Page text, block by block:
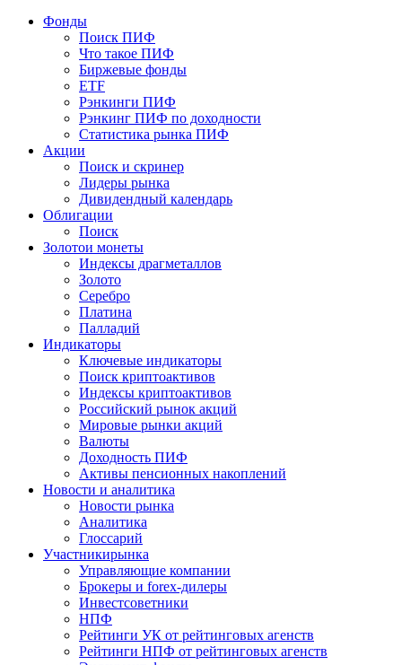
Фонды
Поиск ПИФ
Что такое ПИФ
Биржевые фонды
ETF
Рэнкинги ПИФ
Рэнкинг ПИФ по доходности
Статистика рынка ПИФ
Акции
Поиск и скринер
Лидеры рынка
Дивидендный календарь
Облигации
Поиск
Золотои монеты
Индексы драгметаллов
Золото
Серебро
Платина
Палладий
Индикаторы
Ключевые индикаторы
Поиск криптоактивов
Индексы криптоактивов
Российский рынок акций
Мировые рынки акций
Валюты
Доходность ПИФ
Активы пенсионных накоплений
Новости и аналитика
Новости рынка
Аналитика
Глоссарий
Участникирынка
Управляющие компании
Брокеры и forex-дилеры
Инвестсоветники
НПФ
Рейтинги УК от рейтинговых агенств
Рейтинги НПФ от рейтинговых агенств